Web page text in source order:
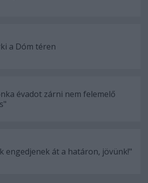
a Dóm téren
évadot zárni nem felemelő
engedjenek át a határon, jövünk!"